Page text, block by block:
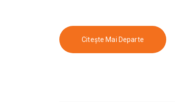
Citește Mai Departe